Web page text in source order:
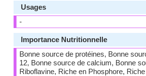
Usages
-
Importance Nutritionnelle
Bonne source de protéines, Bonne
12, Bonne source de calcium, Bonne
Riboflavine, Riche en Phosphore,